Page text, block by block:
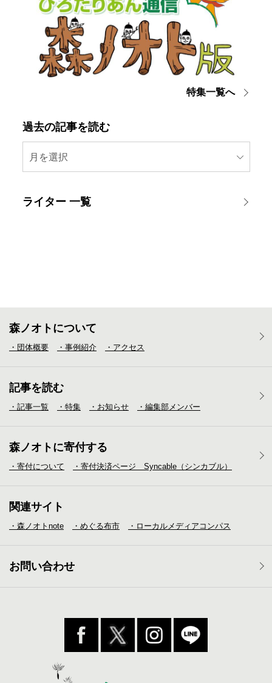
特集一覧へ
過去の記事を読む
月を選択
ライター 一覧
森ノオトについて
・団体概要 ・事例紹介 ・アクセス
記事を読む
・記事一覧 ・特集 ・お知らせ ・編集部メンバー
森ノオトに寄付する
・寄付について ・寄付決済ページ Syncable（シンカブル）
関連サイト
・森ノオトnote ・めぐる布市 ・ローカルメディア コンパス
お問い合わせ